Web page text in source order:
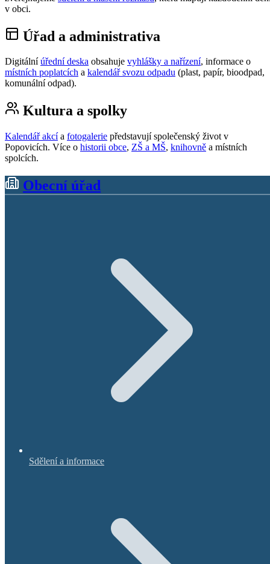
v obci.
Úřad a administrativa
Digitální úřední deska obsahuje vyhlášky a nařízení, informace o
místních poplatcích a kalendář svozu odpadu (plast, papír, bioodpad,
komunální odpad).
Kultura a spolky
Kalendář akcía fotogalerie představují společenský život v
Popovicích. Více o historii obce, ZŠ a MŠ, knihovně a místních
spolcích.
Obecní úřad
Sdělení a informace